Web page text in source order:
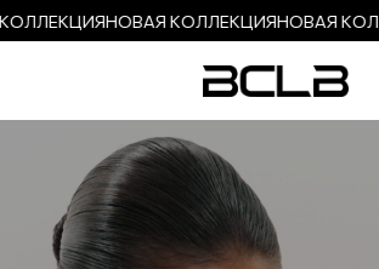
НОВАЯ КОЛЛЕКЦИЯНОВАЯ